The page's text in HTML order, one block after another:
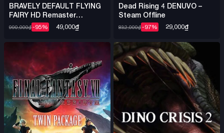
BRAVELY DEFAULT FLYING
FAIRY HD Remaster
DENUVO – Steam Offline
990,000₫-95% 49,000₫
Dead Rising 4 DENUVO –
Steam Offline
832,000₫-97% 29,000₫